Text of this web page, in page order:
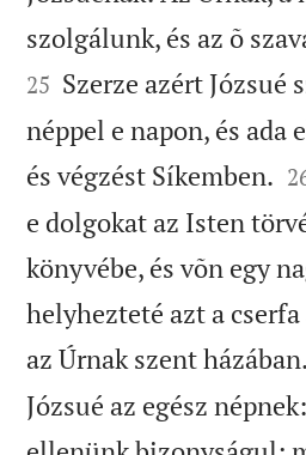
szolgálunk, és az õ
25 Szerze azért Józsué
néppel e napon, és ada
és végzést Síkemben. 
e dolgokat az Isten
könyvébe, és võn egy
helyhezteté azt a
az Úrnak szent házában.
Józsué az egész